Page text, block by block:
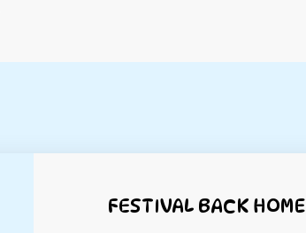
FESTIVAL BACK HOME